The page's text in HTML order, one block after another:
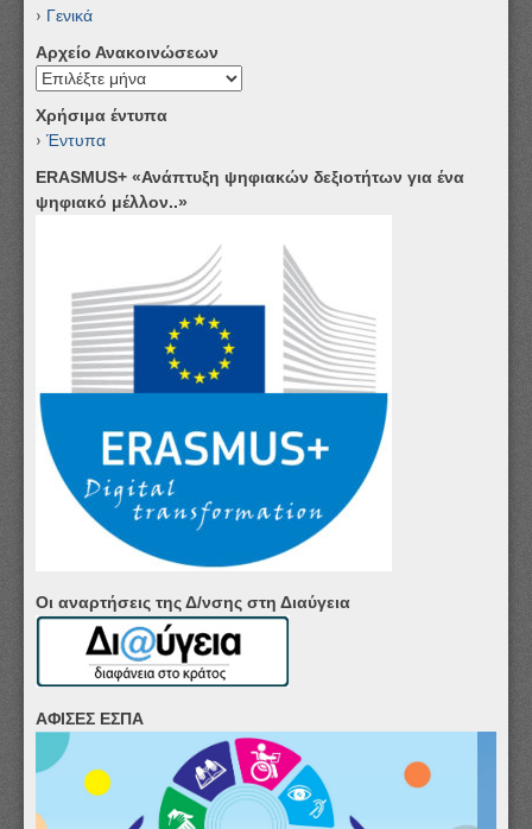
Γενικά
Αρχείο Ανακοινώσεων
Αρχείο
Χρήσιμα έντυπα
Έντυπα
ERASMUS+ «Ανάπτυξη ψηφιακών δεξιοτήτων για ένα
ψηφιακό μέλλον..»
Οι αναρτήσεις της Δ/νσης στη Διαύγεια
ΑΦΙΣΕΣ ΕΣΠΑ